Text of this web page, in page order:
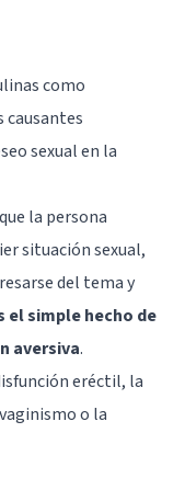
como
causantes
sexual en la
la persona
situación sexual,
del tema y
el simple hecho de
aversiva.
eréctil, la
o la